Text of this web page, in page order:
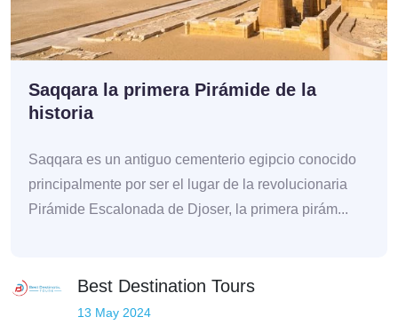
Saqqara la primera Pirámide de la
historia
Saqqara es un antiguo cementerio egipcio conocido
principalmente por ser el lugar de la revolucionaria
Pirámide Escalonada de Djoser, la primera pirám...
Best Destination Tours
13 May 2024